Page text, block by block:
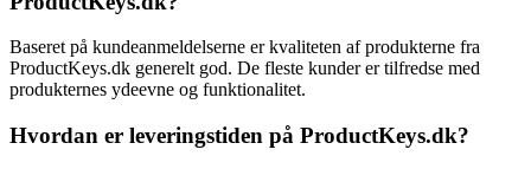
Baseret på kundeanmeldelserne er kvaliteten af produkterne fra
ProductKeys.dk generelt god. De fleste kunder er tilfredse med
produkternes ydeevne og funktionalitet.
Hvordan er leveringstiden på ProductKeys.dk?